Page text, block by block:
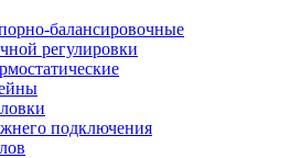
балансировочные
регулировки
подключения